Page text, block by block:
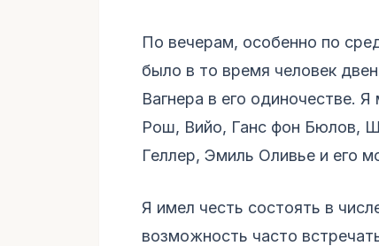
По вечерам, особенно по
было в то время человек
Вагнера в его одиночестве.
Рош, Вийо, Ганс фон Бюлов,
Геллер, Эмиль Оливье и его
Я имел честь состоять в
возможность часто